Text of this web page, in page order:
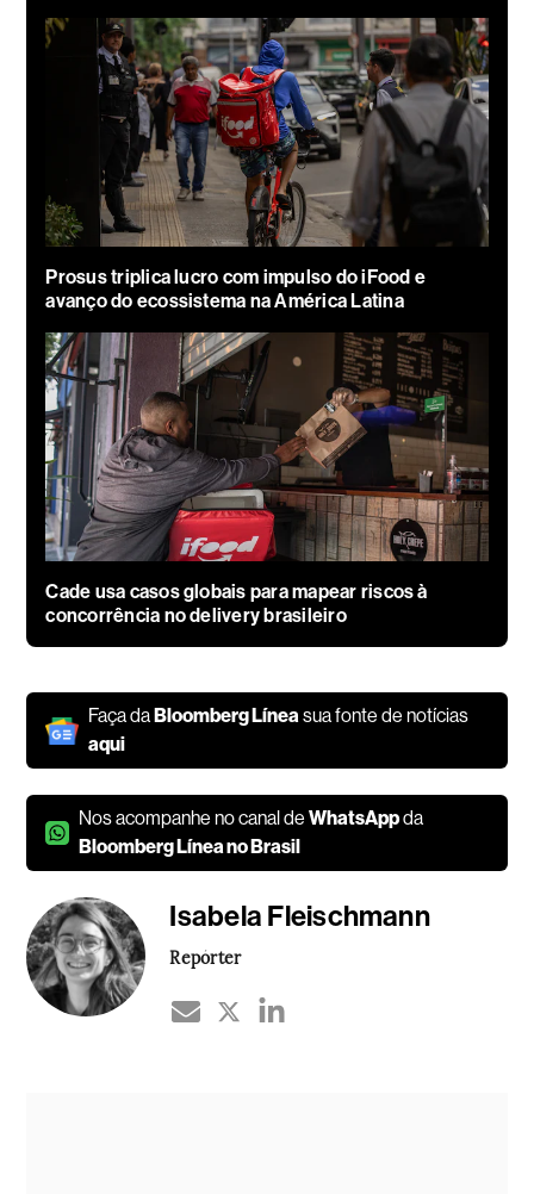
Prosus triplica lucro com impulso do iFood e
avanço do ecossistema na América Latina
Cade usa casos globais para mapear riscos à
concorrência no delivery brasileiro
Faça da Bloomberg Líneasua fonte de notícias
aqui
Nos acompanhe no canal deWhatsAppda
Bloomberg Línea no Brasil
Isabela Fleischmann
Repórter